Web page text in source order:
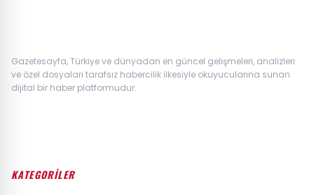
Gazetesayfa, Türkiye ve dünyadan en güncel gelişmeleri, analizleri
ve özel dosyaları tarafsız habercilik ilkesiyle okuyucularına sunan
dijital bir haber platformudur.
KATEGORİLER